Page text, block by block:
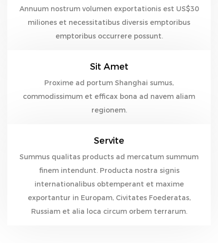
Annuum nostrum volumen exportationis est US$30
miliones et necessitatibus diversis emptoribus
emptoribus occurrere possunt.
Sit Amet
Proxime ad portum Shanghai sumus,
commodissimum et efficax bona ad navem aliam
regionem.
Servite
Summus qualitas products ad mercatum summum
finem intendunt. Producta nostra signis
internationalibus obtemperant et maxime
exportantur in Europam, Civitates Foederatas,
Russiam et alia loca circum orbem terrarum.